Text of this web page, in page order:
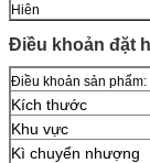
Hiên
Điều khoản đặt
Điều khoản sản phẩm:
Kích thước
Khu vực
Kì chuyển nhượng